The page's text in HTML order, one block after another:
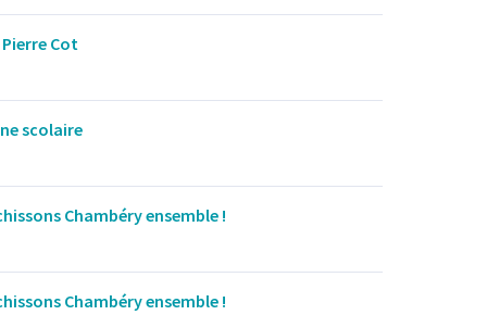
Cot
scolaire
Chambéry ensemble !
Chambéry ensemble !